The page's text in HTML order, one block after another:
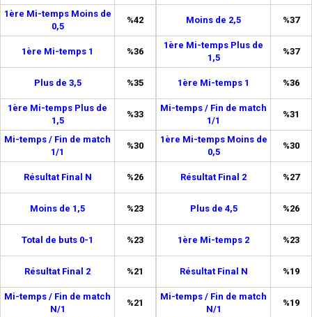
1ère Mi-temps Moins de
0,5
%42
1ère Mi-temps 1 %36
Plus de 3,5 %35
1ère Mi-temps Plus de
1,5
%33
Mi-temps / Fin de match
1/1
%30
Résultat Final N %26
Moins de 1,5 %23
Total de buts 0-1 %23
Résultat Final 2 %21
Mi-temps / Fin de match
N/1
%21
Moins de 2,5 %37
1ère Mi-temps Plus de
1,5
%37
1ère Mi-temps 1 %36
Mi-temps / Fin de match
1/1
%31
1ère Mi-temps Moins de
0,5
%30
Résultat Final 2 %27
Plus de 4,5 %26
1ère Mi-temps 2 %23
Résultat Final N %19
Mi-temps / Fin de match
N/1
%19